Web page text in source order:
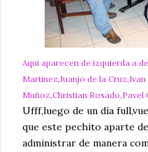
Aqui aparecen de izquierda a
Martinez,Juanjo de la
Muñoz,Christian Rosado,Pavel
Ufff,luego de un día
que este pechito aparte
administrar de manera